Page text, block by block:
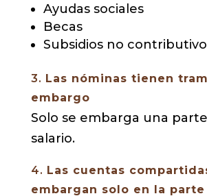
Ayudas sociales
Becas
Subsidios no
3. Las nóminas tienen
embargo
Solo se embarga una
salario.
4. Las cuentas
embargan solo en la